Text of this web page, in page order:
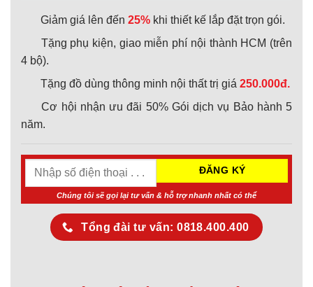
Giảm giá lên đến 25% khi thiết kế lắp đặt trọn gói.
Tặng phụ kiện, giao miễn phí nội thành HCM (trên
4 bộ).
Tặng đồ dùng thông minh nội thất trị giá 250.000đ.
Cơ hội nhận ưu đãi 50% Gói dịch vụ Bảo hành 5
năm.
Chúng tôi sẽ gọi lại tư vấn & hỗ trợ nhanh nhất có thể
Tổng đài tư vấn: 0818.400.400